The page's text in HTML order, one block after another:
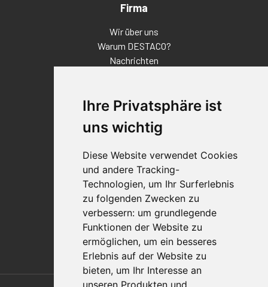
Ihre Privatsphäre ist
uns wichtig
Diese Website verwendet Cookies
und andere Tracking-
Technologien, um Ihr Surferlebnis
zu folgenden Zwecken zu
verbessern: um grundlegende
Funktionen der Website zu
ermöglichen, um ein besseres
Erlebnis auf der Website zu
bieten, um Ihr Interesse an
unseren Produkten und
Firma
Wir über uns
Warum DESTACO?
Nachrichten
Standorte
Qualitätsaussage
Kontakt
Vertriebspartnerfinder
Häufig gestellte Fragen
Datenschutz-Bestimmungen
Nutzungsbedingungen
Richtlinien/AGBs
Also of Interest